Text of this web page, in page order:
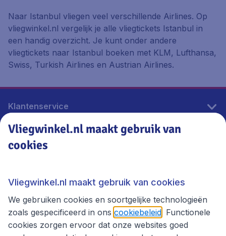
Naar Istanbul vliegen veel verschillende Airlines. Op
vliegwinkel.nl vergelijk je alle vliegtickets Istanbul in
een handig overzicht. Je kunt onder andere
vliegtickets naar Istanbul boeken met KLM, Lufthansa,
Swiss, Turkish Airlines en Austrian Airlines.
Klantenservice
Vliegwinkel.nl
Thema's
Vliegwinkel.nl maakt gebruik van
cookies
Vliegwinkel.nl maakt gebruik van cookies
We gebruiken cookies en soortgelijke technologieën
zoals gespecificeerd in ons cookiebeleid . Functionele
cookies zorgen ervoor dat onze websites goed